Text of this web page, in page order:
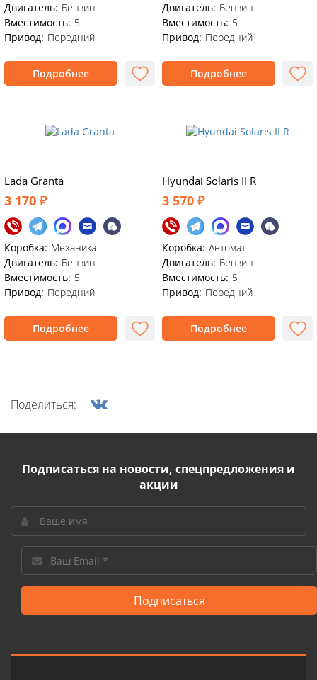
Двигатель: Бензин
Вместимость: 5
Привод: Передний
Подробнее
Двигатель: Бензин
Вместимость: 5
Привод: Передний
Подробнее
Lada Granta
3 170 ₽
Коробка: Механика
Двигатель: Бензин
Вместимость: 5
Привод: Передний
Подробнее
Hyundai Solaris II R
3 570 ₽
Коробка: Автомат
Двигатель: Бензин
Вместимость: 5
Привод: Передний
Подробнее
Поделиться:
Подписаться на новости, спецпредложения и
акции
Подписаться